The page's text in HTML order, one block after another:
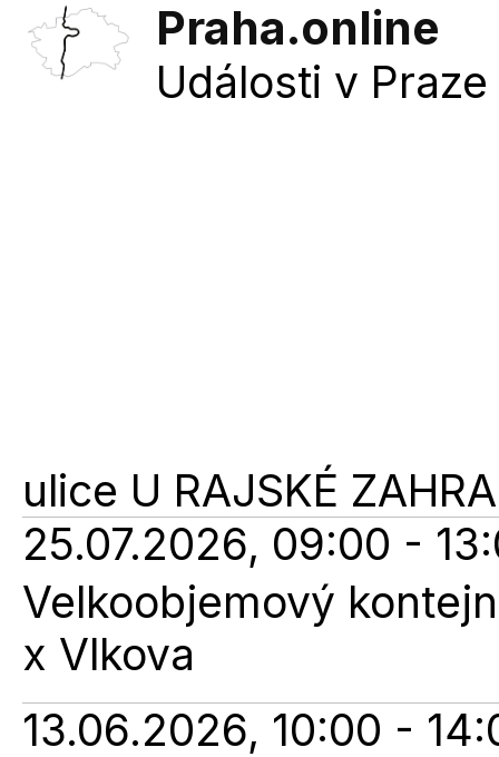
Praha.online
Události v
ulice U RAJSKÉ
25.07.2026, 09:00 -
Velkoobjemový
x Vlkova
13.06.2026, 10:00 -